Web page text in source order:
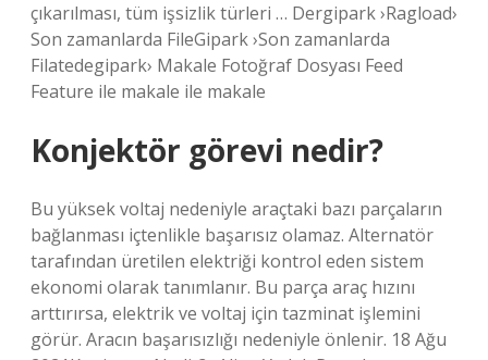
çıkarılması, tüm işsizlik türleri … Dergipark ›Ragload›
Son zamanlarda FileGipark ›Son zamanlarda
Filatedegipark› Makale Fotoğraf Dosyası Feed
Feature ile makale ile makale
Konjektör görevi nedir?
Bu yüksek voltaj nedeniyle araçtaki bazı parçaların
bağlanması içtenlikle başarısız olamaz. Alternatör
tarafından üretilen elektriği kontrol eden sistem
ekonomi olarak tanımlanır. Bu parça araç hızını
arttırırsa, elektrik ve voltaj için tazminat işlemini
görür. Aracın başarısızlığı nedeniyle önlenir. 18 Ağu